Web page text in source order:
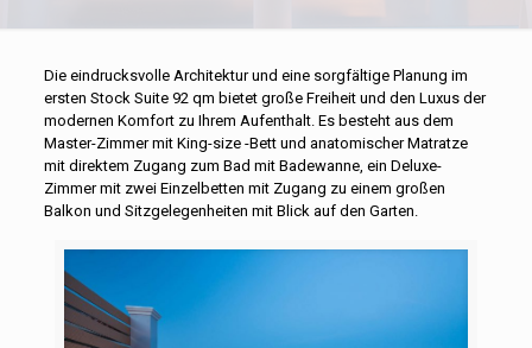
Die eindrucksvolle Architektur und eine sorgfältige Planung im
ersten Stock Suite 92 qm bietet große Freiheit und den Luxus der
modernen Komfort zu Ihrem Aufenthalt. Es besteht aus dem
Master-Zimmer mit King-size -Bett und anatomischer Matratze
mit direktem Zugang zum Bad mit Badewanne, ein Deluxe-
Zimmer mit zwei Einzelbetten mit Zugang zu einem großen
Balkon und Sitzgelegenheiten mit Blick auf den Garten.